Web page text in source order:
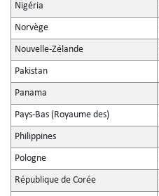
Nigéria
Norvège
Nouvelle-Zélande
Pakistan
Panama
Pays-Bas (Royaume des)
Philippines
Pologne
République de Corée